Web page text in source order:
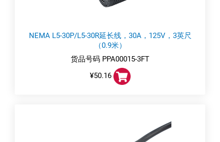
NEMA L5-30P/L5-30R延长线，30A，125V，3英尺
（0.9米）
货品号码 PPA00015-3FT
¥50.16